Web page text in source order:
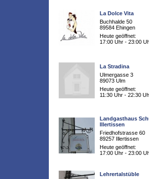
La Dolce Vita
Buchhalde 50
89584 Ehingen
Heute geöffnet:
17:00 Uhr - 23:00
La Stradina
Ulmergasse 3
89073 Ulm
Heute geöffnet:
11:30 Uhr - 22:30
Landgasthaus
Illertissen
Friedhofstrasse 60
89257 Illertissen
Heute geöffnet:
17:00 Uhr - 23:00
Lehrertalstüble